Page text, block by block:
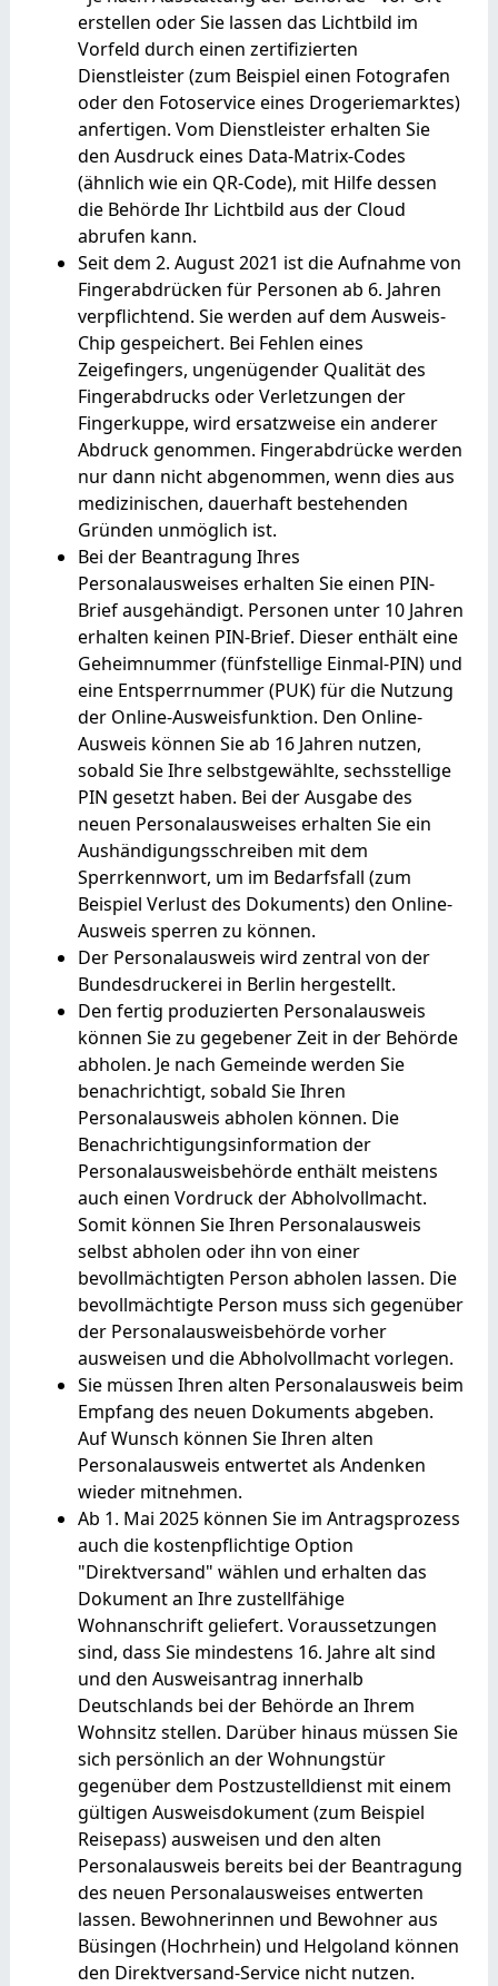
erstellen oder Sie lassen das Lichtbild im
Vorfeld durch einen zertifizierten
Dienstleister (zum Beispiel einen Fotografen
oder den Fotoservice eines Drogeriemarktes)
anfertigen. Vom Dienstleister erhalten Sie
den Ausdruck eines Data-Matrix-Codes
(ähnlich wie ein QR-Code), mit Hilfe dessen
die Behörde Ihr Lichtbild aus der Cloud
abrufen kann.
Seit dem 2. August 2021 ist die Aufnahme von
Fingerabdrücken für Personen ab 6. Jahren
verpflichtend. Sie werden auf dem Ausweis-
Chip gespeichert. Bei Fehlen eines
Zeigefingers, ungenügender Qualität des
Fingerabdrucks oder Verletzungen der
Fingerkuppe, wird ersatzweise ein anderer
Abdruck genommen. Fingerabdrücke werden
nur dann nicht abgenommen, wenn dies aus
medizinischen, dauerhaft bestehenden
Gründen unmöglich ist.
Bei der Beantragung Ihres
Personalausweises erhalten Sieeinen PIN-
Briefausgehändigt. Personen unter 10 Jahren
erhalten keinen PIN-Brief. Dieser enthält eine
Geheimnummer(fünfstellige Einmal-PIN) und
eineEntsperrnummer (PUK)für die Nutzung
der Online-Ausweisfunktion. Den Online-
Ausweis können Sie ab 16 Jahren nutzen,
sobald Sie Ihre selbstgewählte, sechsstellige
PIN gesetzt haben. Bei der Ausgabe des
neuen Personalausweises erhalten Sie ein
Aushändigungsschreiben mit dem
Sperrkennwort, um im Bedarfsfall (zum
Beispiel Verlust des Dokuments) den Online-
Ausweis sperren zu können.
Der Personalausweis wird zentral von der
Bundesdruckerei in Berlin hergestellt.
Den fertig produzierten Personalausweis
können Sie zu gegebener Zeit in der Behörde
abholen. Je nach Gemeinde werden Sie
benachrichtigt, sobald Sie Ihren
Personalausweis abholen können. Die
Benachrichtigungsinformation der
Personalausweisbehörde enthält meistens
auch einen Vordruck der Abholvollmacht.
Somit können Sie Ihren Personalausweis
selbst abholen oder ihn von einer
bevollmächtigten Person abholen lassen. Die
bevollmächtigte Person muss sich gegenüber
der Personalausweisbehörde vorher
ausweisen und die Abholvollmacht vorlegen.
Sie müssen Ihren alten Personalausweis beim
Empfang des neuen Dokuments abgeben.
Auf Wunsch können Sie Ihren alten
Personalausweis entwertet als Andenken
wieder mitnehmen.
Ab 1. Mai 2025 können Sie im Antragsprozess
auch die kostenpflichtige Option
"Direktversand" wählen und erhalten das
Dokument an Ihre zustellfähige
Wohnanschrift geliefert. Voraussetzungen
sind, dass Sie mindestens 16. Jahre alt sind
und den Ausweisantrag innerhalb
Deutschlands bei der Behörde an Ihrem
Wohnsitz stellen. Darüber hinaus müssen Sie
sich persönlich an der Wohnungstür
gegenüber dem Postzustelldienst mit einem
gültigen Ausweisdokument (zum Beispiel
Reisepass) ausweisen und den alten
Personalausweis bereits bei der Beantragung
des neuen Personalausweises entwerten
lassen. Bewohnerinnen und Bewohner aus
Büsingen (Hochrhein) und Helgoland können
den Direktversand-Service nicht nutzen.